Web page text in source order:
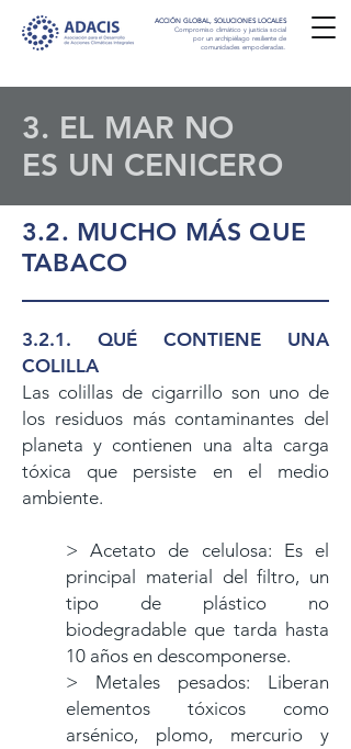
ACCIÓN GLOBAL, SOLUCIONES LOCALES
Compromiso climático y justicia social
por un archipiélago resiliente de
comunidades empoderadas.
3. EL MAR NO
ES UN CENICERO
3.2. MUCHO MÁS QUE
TABACO
3.2.1. QUÉ CONTIENE UNA
COLILLA
Las colillas de cigarrillo son uno de
los residuos más contaminantes del
planeta y contienen una alta carga
tóxica que persiste en el medio
ambiente.
> Acetato de celulosa: Es el
principal material del filtro, un
tipo de plástico no
biodegradable que tarda hasta
10 años en descomponerse.
> Metales pesados: Liberan
elementos tóxicos como
arsénico, plomo, mercurio y